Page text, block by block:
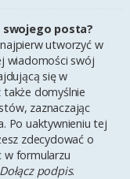
swojego posta?
utworzyć w
wiadomości swój
się w
domyślnie
zaznaczając
Po uaktywnieniu tej
zdecydować o
w formularzu
Dołącz podpis.